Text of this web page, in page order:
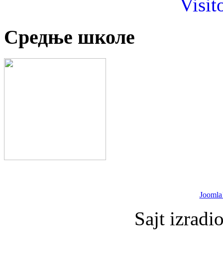
Средње школе
Sajt